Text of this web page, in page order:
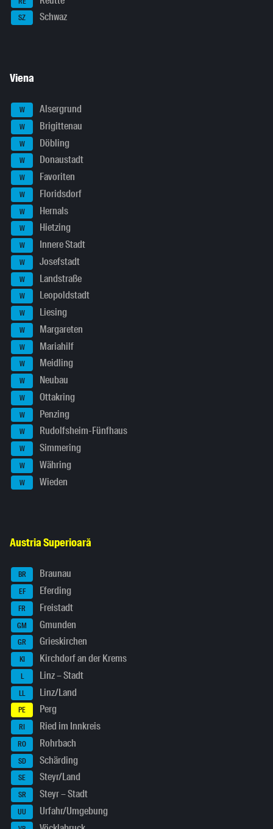
SZ Schwaz
Viena
W Alsergrund
W Brigittenau
W Döbling
W Donaustadt
W Favoriten
W Floridsdorf
W Hernals
W Hietzing
W Innere Stadt
W Josefstadt
W Landstraße
W Leopoldstadt
W Liesing
W Margareten
W Mariahilf
W Meidling
W Neubau
W Ottakring
W Penzing
W Rudolfsheim-Fünfhaus
W Simmering
W Währing
W Wieden
Austria Superioară
BR Braunau
EF Eferding
FR Freistadt
GM Gmunden
GR Grieskirchen
KI Kirchdorf an der Krems
L Linz – Stadt
LL Linz/Land
PE Perg
RI Ried im Innkreis
RO Rohrbach
SD Schärding
SE Steyr/Land
SR Steyr – Stadt
UU Urfahr/Umgebung